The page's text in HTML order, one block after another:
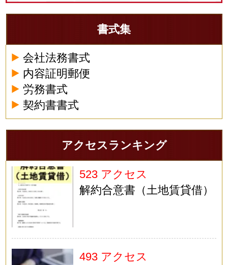
書式集
会社法務書式
内容証明郵便
労務書式
契約書書式
アクセスランキング
523 アクセス
解約合意書（土地賃貸借）
493 アクセス